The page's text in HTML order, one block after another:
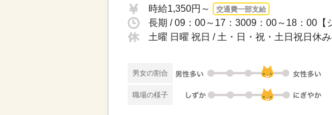
時給1,350円～ 交通費一部支給
土曜 日曜 祝日 / 土・日・祝・土日祝日休
男女の割合
職場の様子